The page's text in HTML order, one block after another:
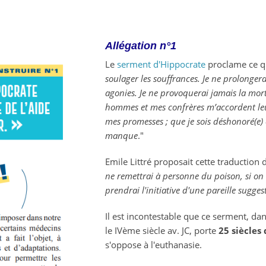
Allégation n°1
Leserment d'Hippocrate proclame ce
soulager les souffrances. Je ne
agonies. Je ne provoquerai jamais la
hommes et mes confrères m’accordent
mes promesses ; que je sois déshonoré(e)
manque."
Emile Littré proposait cette traduction
ne remettrai à personne du poison, si
prendrai l'initiative d'une pareille
Il est incontestable que ce serment,
le IVème siècle av. JC, porte 25
s'oppose à l'euthanasie.